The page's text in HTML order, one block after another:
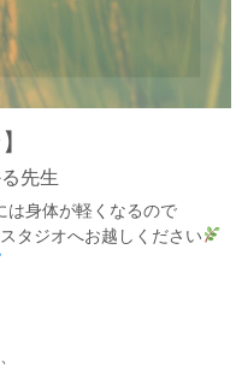
先生
は身体が軽くなるので
タジオへお越しください